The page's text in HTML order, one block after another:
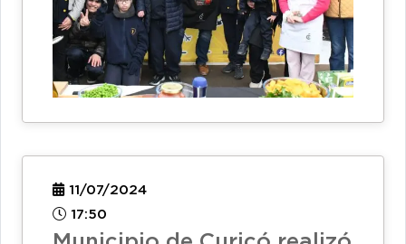
11/07/2024
17:50